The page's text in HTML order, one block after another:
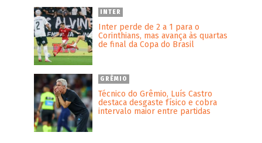
INTER
Inter perde de 2 a 1 para o
Corinthians, mas avança às quartas
de final da Copa do Brasil
GRÊMIO
Técnico do Grêmio, Luís Castro
destaca desgaste físico e cobra
intervalo maior entre partidas